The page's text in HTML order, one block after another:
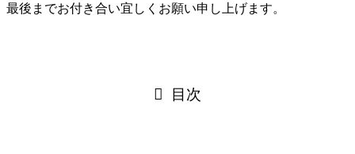
最後までお付き合い宜しくお願い申し上げます。
目次